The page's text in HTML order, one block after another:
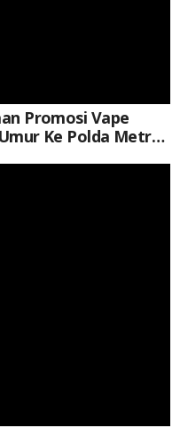
Promosi Vape
Ke Polda Metro